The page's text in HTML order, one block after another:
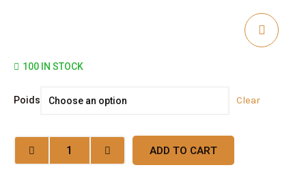
100 IN STOCK
Poids Clear
ADD TO CART